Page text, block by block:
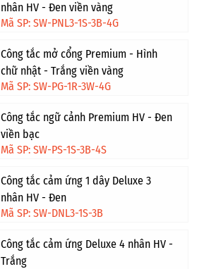
nhân HV - Đen viền vàng
Mã SP: SW-PNL3-1S-3B-4G
Công tắc mở cổng Premium - Hình
chữ nhật - Trắng viền vàng
Mã SP: SW-PG-1R-3W-4G
Công tắc ngữ cảnh Premium HV - Đen
viền bạc
Mã SP: SW-PS-1S-3B-4S
Công tắc cảm ứng 1 dây Deluxe 3
nhân HV - Đen
Mã SP: SW-DNL3-1S-3B
Công tắc cảm ứng Deluxe 4 nhân HV -
Trắng